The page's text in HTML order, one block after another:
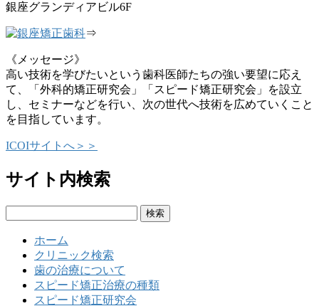
銀座グランディアビル6F
⇒
《メッセージ》
高い技術を学びたいという歯科医師たちの強い要望に応え
て、「外科的矯正研究会」「スピード矯正研究会」を設立
し、セミナーなどを行い、次の世代へ技術を広めていくこと
を目指しています。
ICOIサイトへ＞＞
サイト内検索
ホーム
クリニック検索
歯の治療について
スピード矯正治療の種類
スピード矯正研究会